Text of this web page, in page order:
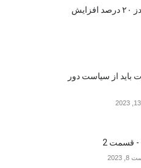
حاصلات خربوزه در کندز ۲۰ درصد افزایش
باید از سیاست دور
2023